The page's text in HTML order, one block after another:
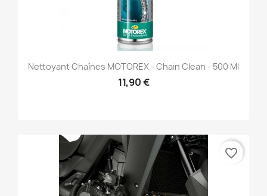
Nettoyant Chaînes MOTOREX - Chain Clean - 500 Ml
11,90 €
favorite_border